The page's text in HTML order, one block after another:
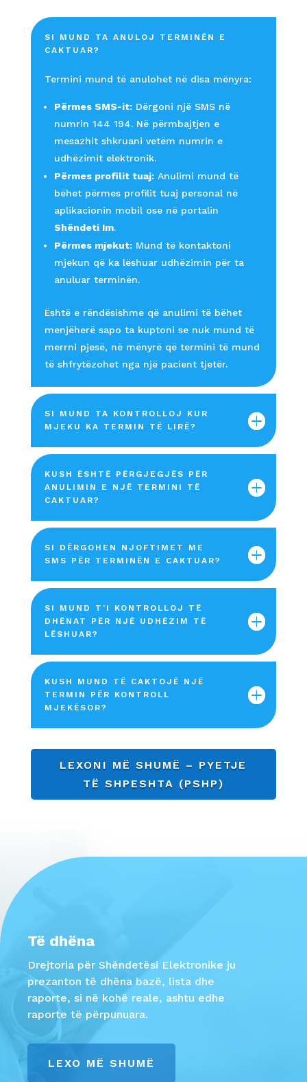
SI MUND TA ANULOJ TERMINËN E
CAKTUAR?
Termini mund të anulohet në disa mënyra:
Përmes SMS-it:Dërgoni një SMS në
numrin 144 194. Në përmbajtjen e
mesazhit shkruani vetëm numrin e
udhëzimit elektronik.
Përmes profilit tuaj:Anulimi mund të
bëhet përmes profilit tuaj personal në
aplikacionin mobil ose në portalin
Shëndeti Im.
Përmes mjekut:Mund të kontaktoni
mjekun që ka lëshuar udhëzimin për ta
anuluar terminën.
Është e rëndësishme që anulimi të bëhet
menjëherë sapo ta kuptoni se nuk mund të
merrni pjesë, në mënyrë që termini të mund
të shfrytëzohet nga një pacient tjetër.
SI MUND TA KONTROLLOJ KUR
MJEKU KA TERMIN TË LIRË?
KUSH ËSHTË PËRGJEGJËS PËR
ANULIMIN E NJË TERMINI TË
CAKTUAR?
SI DËRGOHEN NJOFTIMET ME
SMS PËR TERMINËN E CAKTUAR?
SI MUND T’I KONTROLLOJ TË
DHËNAT PËR NJË UDHËZIM TË
LËSHUAR?
KUSH MUND TË CAKTOJË NJË
TERMIN PËR KONTROLL
MJEKËSOR?
LEXONI MË SHUMË – PYETJE
TË SHPESHTA (PSHP)
Të dhëna
Drejtoria për Shëndetësi Elektronike ju
prezanton të dhëna bazë, lista dhe
raporte, si në kohë reale, ashtu edhe
raporte të përpunuara.
LEXO MË SHUMË